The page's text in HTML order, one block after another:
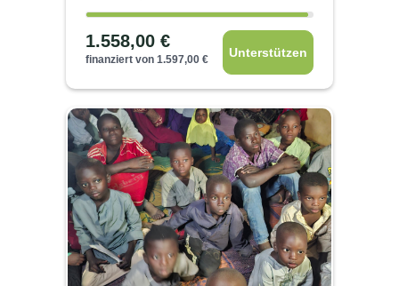
1.558,00 €
finanziert von 1.597,00 € Unterstützen